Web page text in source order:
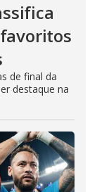
de final da
destaque na